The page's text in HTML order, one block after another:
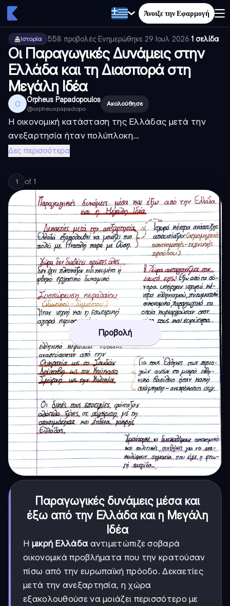
Άνοιξε την Εφαρμογή
Ιστορία 558 προβολές·Ενημερώθηκε 29 Ιουλ 2026·1 σελίδα
Οι Παραγωγικές Δυνάμεις στην
Ελλάδα και τη Διασπορά στη
Μεγάλη Ιδέα
O Orpheus Papadopoulos
@orpheuspapadopo
Ακολούθησε
Η οικονομική κατάσταση της Ελλάδας μετά την
ανεξαρτησία ήταν πολύπλοκη...
Δες περισσότερα
1 of 1
Προβολή
Παραγωγικές δυνάμεις μέσα και
έξω από την Ελλάδα και η Μεγάλη
Ιδέα
Η μικρή Ελλάδα αντιμετώπιζε σοβαρά
οικονομικά προβλήματα που την κρατούσαν
πίσω από την ευρωπαϊκή πρόοδο. Δεκαετίες
μετά την ανεξαρτησία, η χώρα
εξακολουθούσε να μοιάζει περισσότερο με